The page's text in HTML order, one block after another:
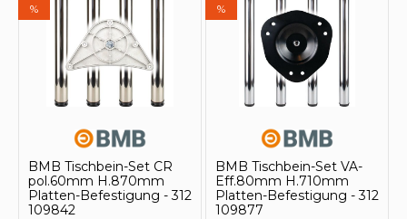
%
BMB Tischbein-Set CR
pol.60mm H.870mm
Platten-Befestigung - 312
109842
%
BMB Tischbein-Set VA-
Eff.80mm H.710mm
Platten-Befestigung - 312
109877